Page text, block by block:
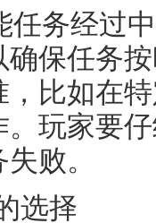
任务经过
确保任务
比如在
玩家要
败。
选择